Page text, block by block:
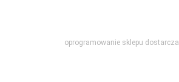
oprogramowanie sklepu dostarcza